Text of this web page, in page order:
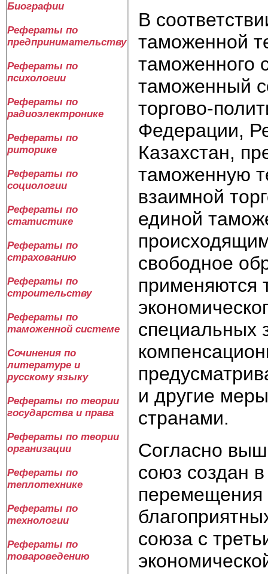
Биографии
Рефераты по
предпринимательству
Рефераты по
психологии
Рефераты по
радиоэлектронике
Рефераты по
риторике
Рефераты по
социологии
Рефераты по
статистике
Рефераты по
страхованию
Рефераты по
строительству
Рефераты по
таможенной системе
Сочинения по
литературе и
русскому языку
Рефераты по теории
государства и права
Рефераты по теории
организации
Рефераты по
теплотехнике
Рефераты по
технологии
Рефераты по
товароведению
В
таможенной
таможенного
таможенный
торгово-
Федерации,
Казахстан,
таможенную
взаимной
единой
свободное
применяются
специальных
и другие
странами.
Согласно
союз создан
перемещения
союза с